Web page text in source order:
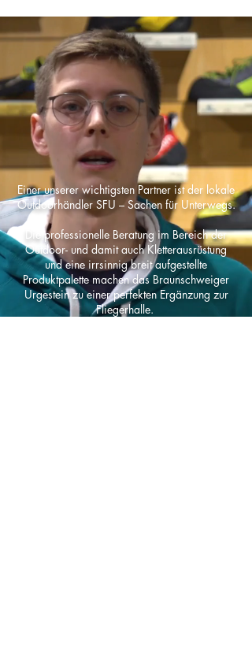
Einer unserer wichtigsten Partner ist der lokale
Outdoorhändler SFU – Sachen für Unterwegs.
Die professionelle Beratung im Bereich der
Outdoor- und damit auch Kletterausrüstung
und eine irrsinnig breit aufgestellte
Produktpalette machen das Braunschweiger
Urgestein zu einer perfekten Ergänzung zur
Fliegerhalle.